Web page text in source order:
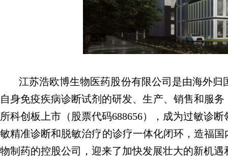
江苏浩欧博生物医药股份有限公司是由海外
自身免疫疾病诊断试剂的研发、生产、销售和服
所科创板上市（股票代码688656），成为过敏诊
敏精准诊断和脱敏治疗的诊疗一体化闭环，造福
物制药的控股公司，迎来了加快发展壮大的新机遇